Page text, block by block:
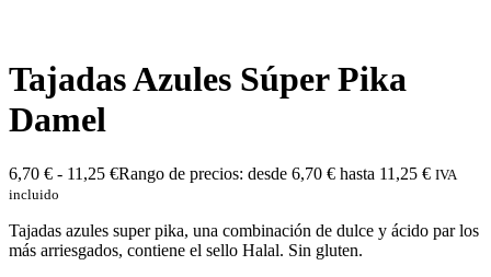
Tajadas Azules Súper Pika
Damel
6,70 € - 11,25 €Rango de precios: desde 6,70 € hasta 11,25 € IVA
incluido
Tajadas azules super pika, una combinación de dulce y ácido par los
más arriesgados, contiene el sello Halal. Sin gluten.